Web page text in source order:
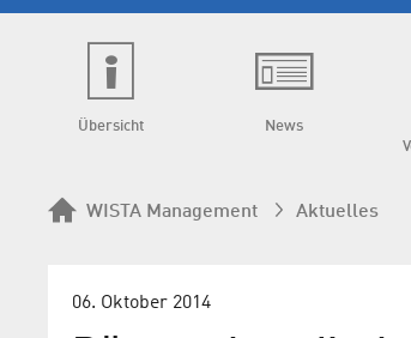
Übersicht News
WISTA Management Aktuelles
06. Oktober 2014